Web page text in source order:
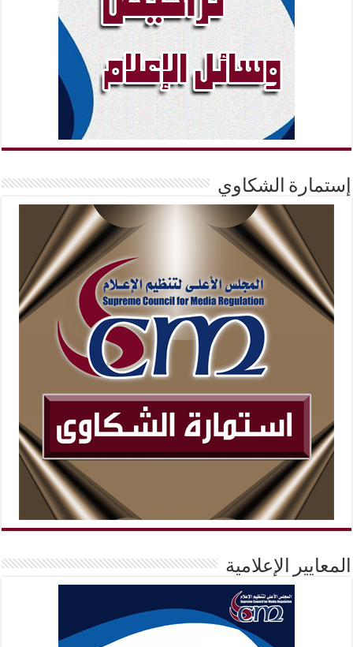
إستمارة الشكاوي
المعايير الإعلامية